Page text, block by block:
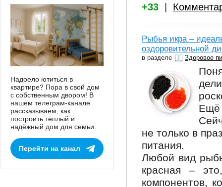
+33
Рыбья икра –
оздоровительной
в разделе Здоровое
Ещё
не только в
питания.
Любой вид
красная –
компонентов,
Надоело ютиться в
квартире? Пора в свой дом
с собственным двором! В
нашем телеграм-канале
рассказываем, как
построить тёплый и
надёжный дом для семьи.
Перейти на канал